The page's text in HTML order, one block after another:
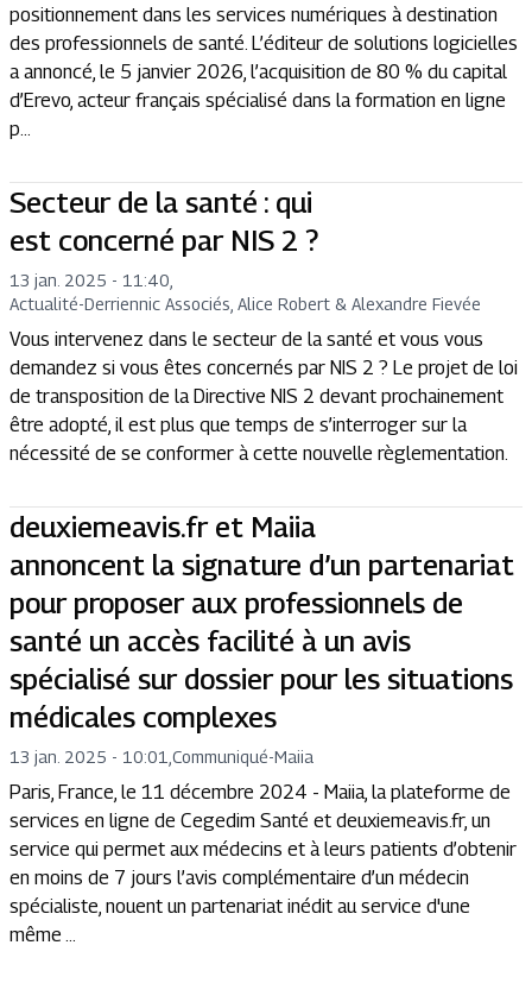
positionnement dans les services numériques à destination
des professionnels de santé. L’éditeur de solutions logicielles
a annoncé, le 5 janvier 2026, l’acquisition de 80 % du capital
d’Erevo, acteur français spécialisé dans la formation en ligne
p...
Secteur de la santé : qui
est concerné par NIS 2 ?
13 jan. 2025 - 11:40
Actualité-Derriennic Associés, Alice Robert & Alexandre Fievée
Vous intervenez dans le secteur de la santé et vous vous
demandez si vous êtes concernés par NIS 2 ? Le projet de loi
de transposition de la Directive NIS 2 devant prochainement
être adopté, il est plus que temps de s’interroger sur la
nécessité de se conformer à cette nouvelle règlementation.
deuxiemeavis.fr et Maiia
annoncent la signature d’un partenariat
pour proposer aux professionnels de
santé un accès facilité à un avis
spécialisé sur dossier pour les situations
médicales complexes
13 jan. 2025 - 10:01 Communiqué-Maiia
Paris, France, le 11 décembre 2024 - Maiia, la plateforme de
services en ligne de Cegedim Santé et deuxiemeavis.fr, un
service qui permet aux médecins et à leurs patients d’obtenir
en moins de 7 jours l’avis complémentaire d’un médecin
spécialiste, nouent un partenariat inédit au service d'une
même ...